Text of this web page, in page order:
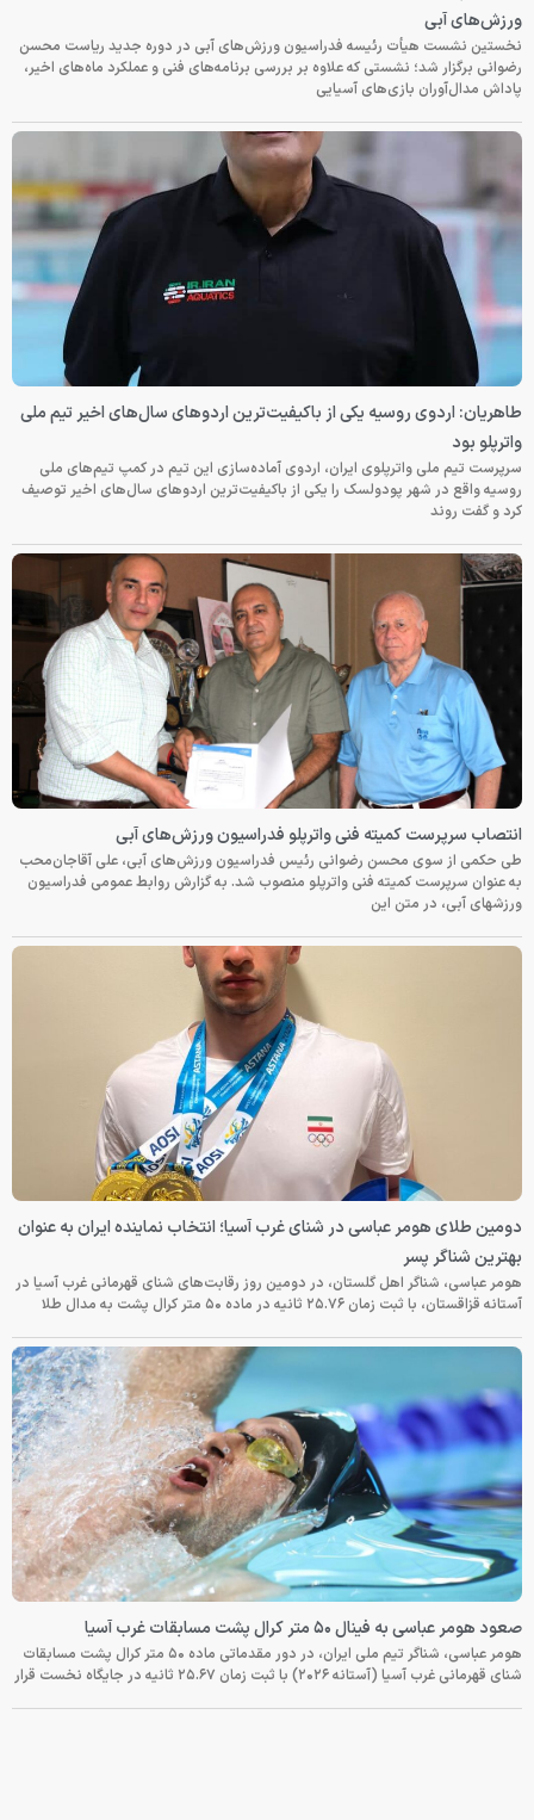
ورزش‌های آبی
نخستین نشست هیأت رئیسه فدراسیون ورزش‌های آبی در دوره جدید ریاست محسن
رضوانی برگزار شد؛ نشستی که علاوه بر بررسی برنامه‌های فنی و عملکرد ماه‌های اخیر،
پاداش مدال‌آوران بازی‌های آسیایی
طاهریان: اردوی روسیه یکی از باکیفیت‌ترین اردوهای سال‌های اخیر تیم ملی
واترپلو بود
سرپرست تیم ملی واترپلوی ایران، اردوی آماده‌سازی این تیم در کمپ تیم‌های ملی
روسیه واقع در شهر پودولسک را یکی از باکیفیت‌ترین اردوهای سال‌های اخیر توصیف
کرد و گفت روند
انتصاب سرپرست کمیته فنی واترپلو فدراسیون ورزش‌های آبی
طی حکمی از سوی محسن رضوانی رئیس فدراسیون ورزش‌های آبی، علی آقاجان‌محب
به عنوان سرپرست کمیته فنی واترپلو منصوب شد. به گزارش روابط عمومی فدراسیون
ورزشهای آبی، در متن این
دومین طلای هومر عباسی در شنای غرب آسیا؛ انتخاب نماینده ایران به عنوان
بهترین شناگر پسر
هومر عباسی، شناگر اهل گلستان، در دومین روز رقابت‌های شنای قهرمانی غرب آسیا در
آستانه قزاقستان، با ثبت زمان ۲۵.۷۶ ثانیه در ماده ۵۰ متر کرال پشت به مدال طلا
صعود هومر عباسی به فینال ۵۰ متر کرال پشت مسابقات غرب آسیا
هومر عباسی، شناگر تیم ملی ایران، در دور مقدماتی ماده ۵۰ متر کرال پشت مسابقات
شنای قهرمانی غرب آسیا (آستانه ۲۰۲۶) با ثبت زمان ۲۵.۶۷ ثانیه در جایگاه نخست قرار